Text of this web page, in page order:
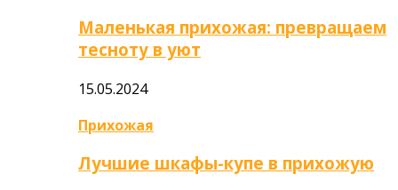
Маленькая прихожая: превращаем
тесноту в уют
15.05.2024
Прихожая
Лучшие шкафы-купе в прихожую